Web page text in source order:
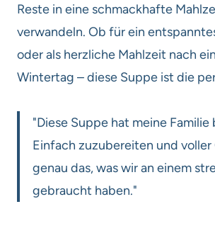
Reste in eine schmackhafte
verwandeln. Ob für ein
oder als herzliche Mahlzeit nach
Wintertag – diese Suppe ist die
"Diese Suppe hat meine
Einfach zuzubereiten und voller
genau das, was wir an einem
gebraucht haben."